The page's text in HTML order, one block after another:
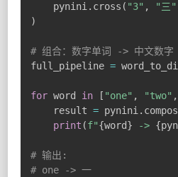
    pynini
. cross ( "3" , "三"
)
# 组合：数字单词 -> 中文数字
full_pipeline =
for word in [ "one" , "two" ,
    result
= pynini .
print (f"{word} -> {
# 输出:
# one -> 一